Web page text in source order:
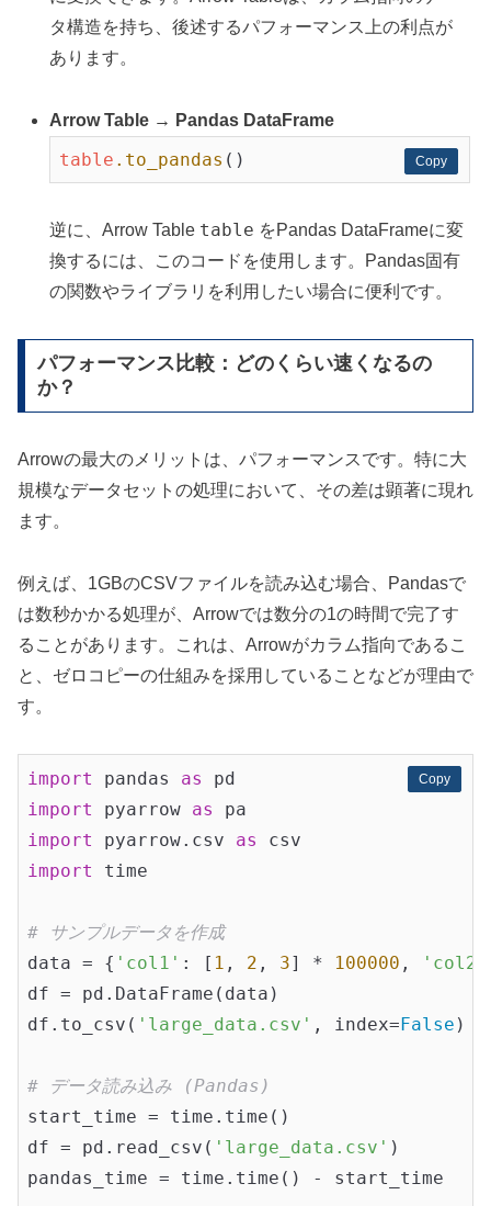
タ構造を持ち、後述するパフォーマンス上の利点が
あります。
Arrow Table → Pandas DataFrame
Copy
Copy
table .to_pandas
逆に、Arrow Table table をPandas DataFrameに変
換するには、このコードを使用します。Pandas固有
の関数やライブラリを利用したい場合に便利です。
パフォーマンス比較：どのくらい速くなるの
か？
Arrowの最大のメリットは、パフォーマンスです。特に大
規模なデータセットの処理において、その差は顕著に現れ
ます。
例えば、1GBのCSVファイルを読み込む場合、Pandasで
は数秒かかる処理が、Arrowでは数分の1の時間で完了す
ることがあります。これは、Arrowがカラム指向であるこ
と、ゼロコピーの仕組みを採用していることなどが理由で
す。
Copy
Copy
import pandas as
import
pyarrow as
import
pyarrow.csv as
import
time
# サンプルデータを作成
data = { 'col1' : [ 1 , 2 , 3] * 100000 , 'col2'
df = pd.DataFrame(data)
df.to_csv( 'large_data.csv' , index=False )
# データ読み込み (Pandas)
start_time = time.time()
df = pd.read_csv( 'large_data.csv' )
pandas_time = time.time() - start_time